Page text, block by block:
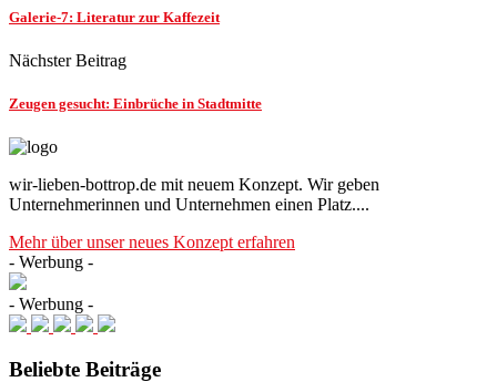
Galerie-7: Literatur zur Kaffezeit
Nächster Beitrag
Zeugen gesucht: Einbrüche in Stadtmitte
wir-lieben-bottrop.de mit neuem Konzept. Wir geben
Unternehmerinnen und Unternehmen einen Platz....
Mehr über unser neues Konzept erfahren
- Werbung -
- Werbung -
Beliebte Beiträge